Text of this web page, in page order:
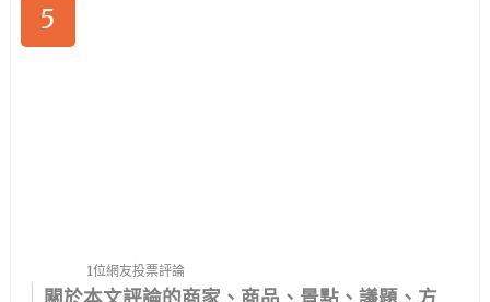
5
1位網友投票評論